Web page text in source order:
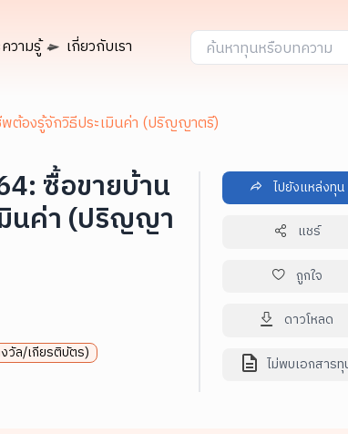
วามรู้ เกี่ยวกับเรา
ต้องรู้จักวิธีประเมินค่า (ปริญญาตรี)
ซื้อขายบ้าน
นค่า (ปริญญา
วัล/เกียรติบัตร)
ไปยังแหล่งทุน
แชร์
ถูกใจ
ดาวโหลด
ไม่พบเอกสารทุ